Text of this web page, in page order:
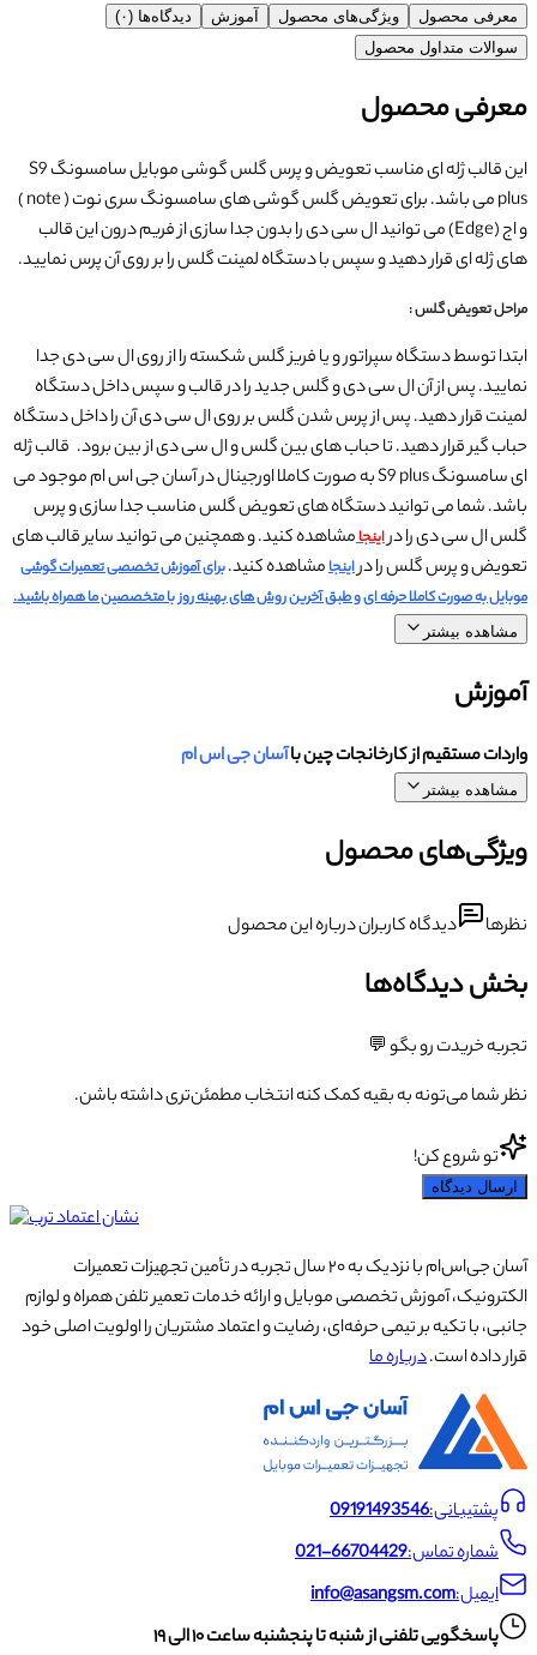
معرفی محصول ویژگی‌های محصول آموزش
دیدگاه‌ها (۰)
سوالات متداول محصول
معرفی محصول
این قالب ژله ای مناسب تعویض و پرس گلس گوشی موبایل سامسونگ S9
plus می باشد. برای تعویض گلس گوشی های سامسونگ سری نوت ( note )
و اج (Edge) می توانید ال سی دی را بدون جدا سازی از فریم درون این قالب
های ژله ای قرار دهید و سپس با دستگاه لمینت گلس را بر روی آن پرس نمایید.
مراحل تعویض گلس :
ابتدا توسط دستگاه سپراتور و یا فریز گلس شکسته را از روی ال سی دی جدا
نمایید. پس از آن ال سی دی و گلس جدید را در قالب و سپس داخل دستگاه
لمینت قرار دهید. پس از پرس شدن گلس بر روی ال سی دی آن را داخل دستگاه
حباب گیر قرار دهید. تا حباب های بین گلس و ال سی دی از بین برود. قالب ژله
ای سامسونگ S9 plus به صورت کاملا اورجینال در آسان جی اس ام موجود می
باشد. شما می توانید دستگاه های تعویض گلس مناسب جدا سازی و پرس
گلس ال سی دی را دراینجامشاهده کنید. و همچنین می توانید سایر قالب های
تعویض و پرس گلس را دراینجامشاهده کنید.برای آموزش تخصصی تعمیرات گوشی
موبایل به صورت کاملا حرفه ای و طبق آخرین روش های بهینه روز با متخصصین ما همراه باشید.
مشاهده بیشتر
آموزش
واردات مستقیم از کارخانجات چین باآسان جی اس ام
مشاهده بیشتر
ویژگی‌های محصول
نظرها دیدگاه کاربران درباره این محصول
بخش دیدگاه‌ها
تجربه خریدت رو بگو 💬
نظر شما می‌تونه به بقیه کمک کنه انتخاب مطمئن‌تری داشته باشن.
تو شروع کن!
ارسال دیدگاه
آسان جی‌اس‌ام با نزدیک به ۲۰ سال تجربه در تأمین تجهیزات تعمیرات
الکترونیک، آموزش تخصصی موبایل و ارائه خدمات تعمیر تلفن همراه و لوازم
جانبی، با تکیه بر تیمی حرفه‌ای، رضایت و اعتماد مشتریان را اولویت اصلی خود
قرار داده است.درباره ما
پشتیبانی:09191493546
شماره تماس:021-66704429
ایمیل:info@asangsm.com
پاسخگویی تلفنی از شنبه تا پنجشنبه ساعت ۱۰ الی ۱۹